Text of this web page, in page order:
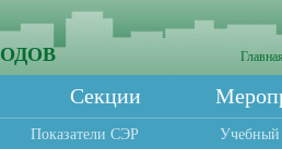
Главная
Секции
Показатели СЭР Учебный